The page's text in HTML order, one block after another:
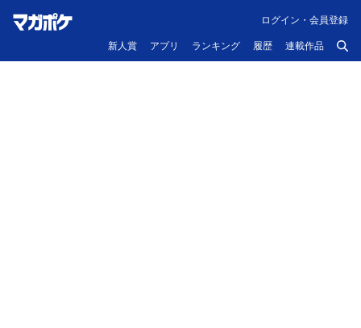
新人賞 アプリ ランキング 履歴 連載作品
ログイン・会員登録